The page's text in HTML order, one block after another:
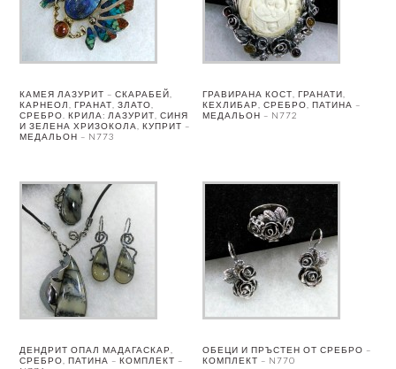
КАМЕЯ ЛАЗУРИТ – СКАРАБЕЙ,
КАРНЕОЛ, ГРАНАТ, ЗЛАТО,
СРЕБРО. КРИЛА: ЛАЗУРИТ, СИНЯ
И ЗЕЛЕНА ХРИЗОКОЛА, КУПРИТ –
МЕДАЛЬОН – N773
ГРАВИРАНА КОСТ, ГРАНАТИ,
КЕХЛИБАР, СРЕБРО, ПАТИНА –
МЕДАЛЬОН – N772
ДЕНДРИТ ОПАЛ МАДАГАСКАР,
СРЕБРО, ПАТИНА – КОМПЛЕКТ –
ОБЕЦИ И ПРЪСТЕН ОТ СРЕБРО –
КОМПЛЕКТ – N770